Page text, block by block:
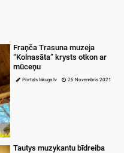
Fraņča Trasuna muzeja
“Kolnasāta” krysts otkon ar
mūceņu
Portals lakuga.lv 25 Novembris 2021
Tautys muzykantu bīdreiba